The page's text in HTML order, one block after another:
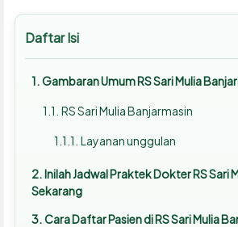
Daftar Isi
Gambaran Umum RS Sari Mulia
RS Sari Mulia Banjarmasin
Layanan unggulan
Inilah Jadwal Praktek Dokter RS Sari
Sekarang
Cara Daftar Pasien di RS Sari Mulia